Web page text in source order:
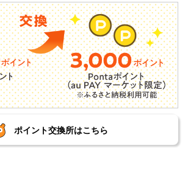
ポイント交換所はこちら